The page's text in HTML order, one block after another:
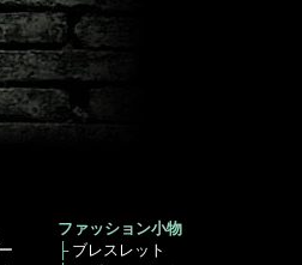
ファッション小物
├ ブレスレット